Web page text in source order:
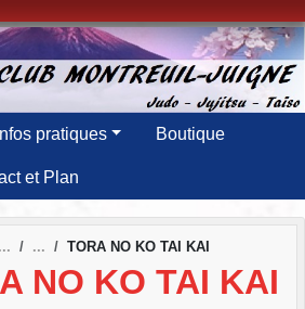
Infos pratiques Boutique
et Plan
TORA NO KO TAI KAI
NO KO TAI KAI